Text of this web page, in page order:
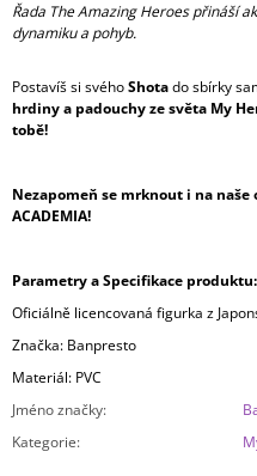
Řada The Amazing Heroes přináší
dynamiku a pohyb.
Postavíš si svéhoShotado sbírky
hrdiny a padouchy ze světa My
tobě!
Nezapomeň se mrknout i na naše
ACADEMIA!
Parametry a Specifikace produktu:
Oficiálně licencovaná figurka z
Značka: Banpresto
Materiál: PVC
Jméno značky:
Kategorie: